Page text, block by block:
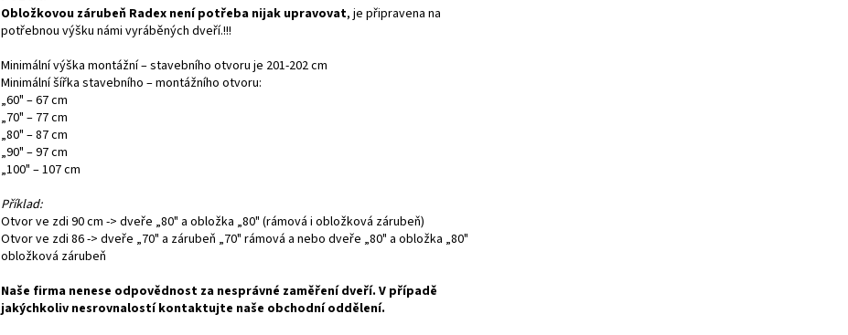
Obložkovou zárubeň Radex není potřeba nijak upravovat, je připravena na
potřebnou výšku námi vyráběných dveří.!!!
Minimální výška montážní – stavebního otvoru je 201-202 cm
Minimální šířka stavebního – montážního otvoru:
„60" – 67 cm
„70" – 77 cm
„80" – 87 cm
„90" – 97 cm
„100" – 107 cm
Příklad:
Otvor ve zdi 90 cm -> dveře „80" a obložka „80" (rámová i obložková zárubeň)
Otvor ve zdi 86 -> dveře „70" a zárubeň „70" rámová a nebo dveře „80" a obložka „80"
obložková zárubeň
Naše firma nenese odpovědnost za nesprávné zaměření dveří. V případě
jakýchkoliv nesrovnalostí kontaktujte naše obchodní oddělení.